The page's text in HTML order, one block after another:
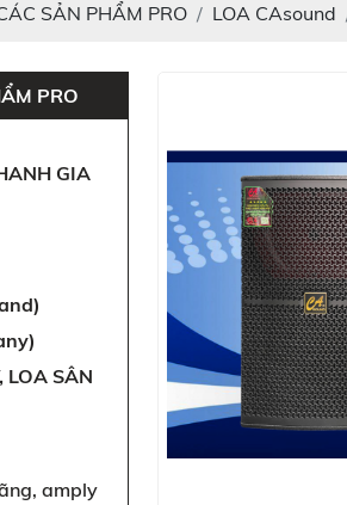
SẢN PHẨM PRO LOA CAsound
PRO
GIA
LOA SÂN
amply